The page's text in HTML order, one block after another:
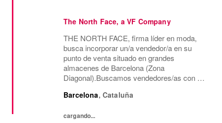
The North Face, a VF Company
THE NORTH FACE, firma líder en moda,
busca incorporar un/a vendedor/a en su
punto de venta situado en grandes
almacenes de Barcelona (Zona
Diagonal).Buscamos vendedores/as con al
moda, consecución de objetivos
gestión...
Barcelona, Cataluña
cargando...